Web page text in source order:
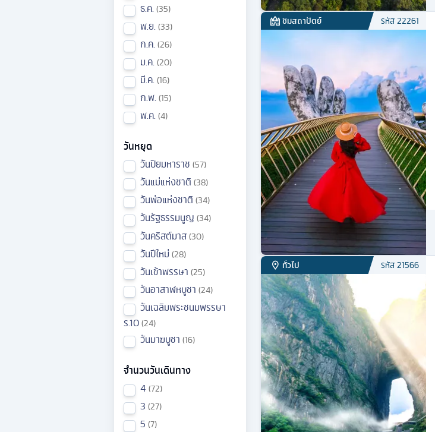
ธ.ค. 35
พ.ย. 33
ก.ค. 26
ม.ค. 20
มี.ค. 16
ก.พ. 15
พ.ค. 4
วันหยุด
วันปิยมหาราช 57
วันแม่แห่งชาติ 38
วันพ่อแห่งชาติ 34
วันรัฐธรรมนูญ 34
วันคริสต์มาส 30
วันปีใหม่ 28
วันเข้าพรรษา 25
วันอาสาฬหบูชา 24
วันเฉลิมพระชนมพรรษา
ร.10 24
วันมาฆบูชา 16
จำนวนวันเดินทาง
4 72
3 27
5 7
ชมสถาปัตย์ รหัส22261
ทั่วไป รหัส21566